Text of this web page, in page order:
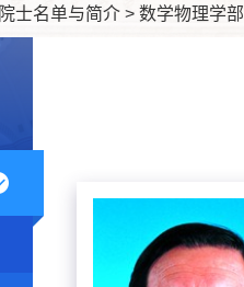
院士名单与简介 > 数学物理学部